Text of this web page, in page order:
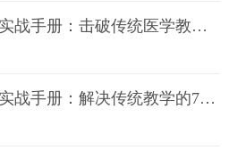
医疗教育仿真动画定制实战手册：击破传统医学教育7大痛点
医疗教育仿真动画定制实战手册：解决传统教学的7大痛点